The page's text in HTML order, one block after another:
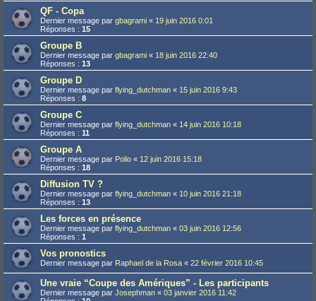
QF - Copa
Dernier message par gbagrami « 19 juin 2016 0:01
Réponses : 15
Groupe B
Dernier message par gbagrami « 18 juin 2016 22:40
Réponses : 13
Groupe D
Dernier message par flying_dutchman « 15 juin 2016 9:43
Réponses : 8
Groupe C
Dernier message par flying_dutchman « 14 juin 2016 10:18
Réponses : 11
Groupe A
Dernier message par Polio « 12 juin 2016 15:18
Réponses : 18
Diffusion TV ?
Dernier message par flying_dutchman « 10 juin 2016 21:18
Réponses : 13
Les forces en présence
Dernier message par flying_dutchman « 03 juin 2016 12:56
Réponses : 1
Vos pronostics
Dernier message par Raphael de la Rosa « 22 février 2016 10:45
Une vraie “Coupe des Amériques” - Les participants
Dernier message par Josephman « 03 janvier 2016 11:42